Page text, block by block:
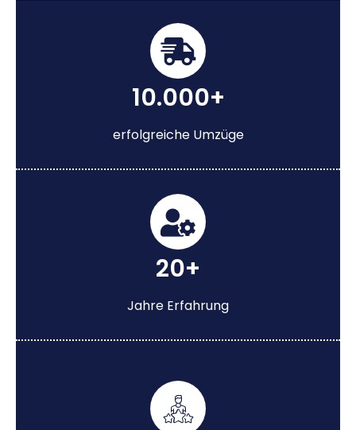
10.000+
erfolgreiche Umzüge
20+
Jahre Erfahrung